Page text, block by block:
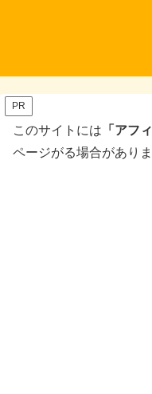
PR
このサイトには 「アフ
ページがる場合がありま